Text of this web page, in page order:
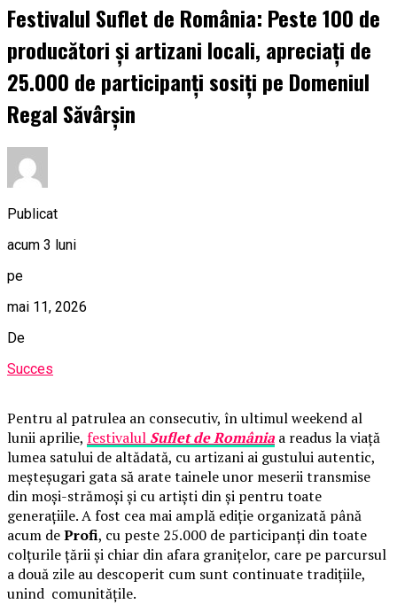
Festivalul Suflet de România: Peste 100 de
producători și artizani locali, apreciați de
25.000 de participanți sosiți pe Domeniul
Regal Săvârșin
Publicat
acum 3 luni
pe
mai 11, 2026
De
Succes
Pentru al patrulea an consecutiv, în ultimul weekend al
lunii aprilie, festivalul Suflet de România a readus la viață
lumea satului de altădată, cu artizani ai gustului autentic,
meșteșugari gata să arate tainele unor meserii transmise
din moși-strămoși și cu artiști din și pentru toate
generațiile. A fost cea mai amplă ediție organizată până
acum deProfi, cu peste 25.000 de participanți din toate
colțurile țării și chiar din afara granițelor, care pe parcursul
a două zile au descoperit cum sunt continuate tradițiile,
unind comunitățile.